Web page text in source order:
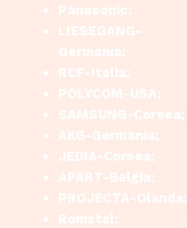
Panasonic;
LIESEGANG-
Germania;
RCF-Italia;
POLYCOM-USA;
SAMSUNG-Coreea;
AKG-Germania;
JEDIA-Coreea;
APART-Belgia;
PROJECTA-Olanda;
Romstal;